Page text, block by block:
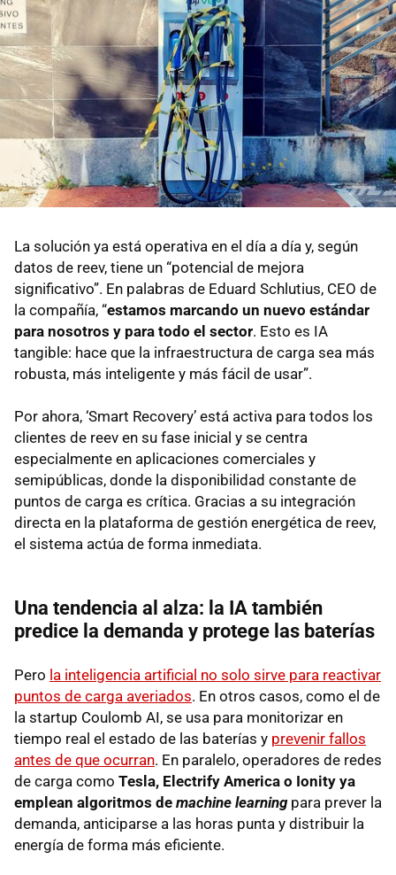
La solución ya está operativa en el día a día y, según
datos de reev, tiene un “potencial de mejora
significativo”. En palabras de Eduard Schlutius, CEO de
la compañía, “estamos marcando un nuevo estándar
para nosotros y para todo el sector. Esto es IA
tangible: hace que la infraestructura de carga sea más
robusta, más inteligente y más fácil de usar”.
Por ahora, ‘Smart Recovery’ está activa para todos los
clientes de reev en su fase inicial y se centra
especialmente en aplicaciones comerciales y
semipúblicas, donde la disponibilidad constante de
puntos de carga es crítica. Gracias a su integración
directa en la plataforma de gestión energética de reev,
el sistema actúa de forma inmediata.
Una tendencia al alza: la IA también
predice la demanda y protege las baterías
Pero la inteligencia artificial no solo sirve para reactivar
puntos de carga averiados. En otros casos, como el de
la startup Coulomb AI, se usa para monitorizar en
tiempo real el estado de las baterías y prevenir fallos
antes de que ocurran. En paralelo, operadores de redes
de carga como Tesla, Electrify America o Ionity ya
emplean algoritmos de machine learningpara prever la
demanda, anticiparse a las horas punta y distribuir la
energía de forma más eficiente.